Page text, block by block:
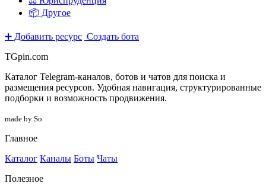
📦 Другое
➕ Добавить ресурс Создать бота
TGpin.com
Каталог Telegram-каналов, ботов и чатов для поиска и
размещения ресурсов. Удобная навигация, структурированные
подборки и возможность продвижения.
made by So
Главное
Каталог Каналы Боты Чаты
Полезное